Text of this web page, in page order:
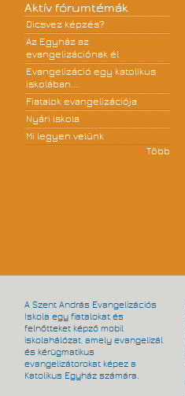
Aktív fórumtémák
Dicsvez képzés?
Az Egyház az
evangelizációnak él
Evangelizáció egy katolikus
iskolában...
Fiatalok evangelizációja
Nyári iskola
Mi legyen velünk
Több
A Szent András Evangelizációs
Iskola egy fiatalokat és
felnőtteket képző mobil
iskolahálózat, amely evangelizál
és kérügmatikus
evangelizátorokat képez a
Katolikus Egyház számára.